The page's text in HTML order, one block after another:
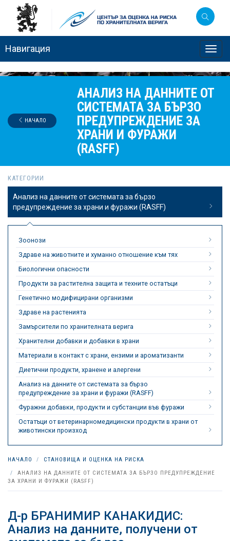
Навигация
АНАЛИЗ НА ДАННИТЕ ОТ
СИСТЕМАТА ЗА БЪРЗО
ПРЕДУПРЕЖДЕНИЕ ЗА
ХРАНИ И ФУРАЖИ
(RASFF)
НАЧАЛО
КАТЕГОРИИ
Анализ на данните от системата за бързо
предупреждение за храни и фуражи (RASFF)
Зоонози
Здраве на животните и хуманно отношение към тях
Биологични опасности
Продукти за растителна защита и техните остатъци
Генетично модифицирани организми
Здраве на растенията
Замърсители по хранителната верига
Хранителни добавки и добавки в храни
Материали в контакт с храни, ензими и ароматизанти
Диетични продукти, хранене и алергени
Анализ на данните от системата за бързо
предупреждение за храни и фуражи (RASFF)
Фуражни добавки, продукти и субстанции във фуражи
Остатъци от ветеринарномедицински продукти в храни от
животински произход
НАЧАЛО
СТАНОВИЩА И ОЦЕНКА НА РИСКА
АНАЛИЗ НА ДАННИТЕ ОТ СИСТЕМАТА ЗА БЪРЗО ПРЕДУПРЕЖДЕНИЕ
ЗА ХРАНИ И ФУРАЖИ (RASFF)
Д-р БРАНИМИР КАНАКИДИС:
Анализ на данните, получени от